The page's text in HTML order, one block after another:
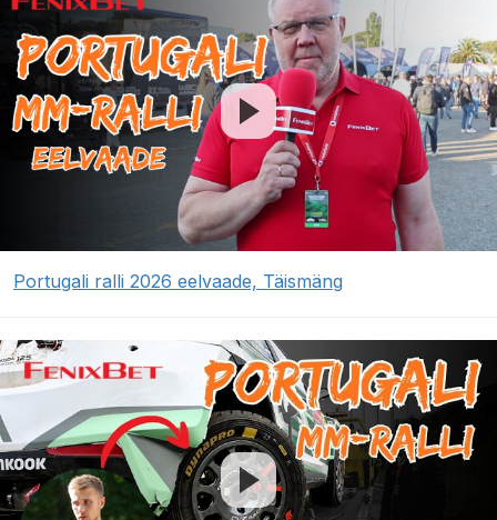
Portugali ralli 2026 eelvaade, Täismäng